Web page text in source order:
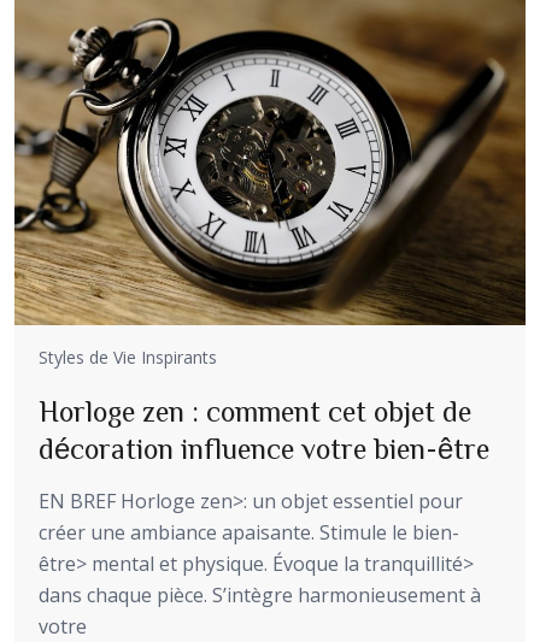
Styles de Vie Inspirants
Horloge zen : comment cet objet de
décoration influence votre bien-être
EN BREF Horloge zen>: un objet essentiel pour
créer une ambiance apaisante. Stimule le bien-
être> mental et physique. Évoque la tranquillité>
dans chaque pièce. S’intègre harmonieusement à
votre